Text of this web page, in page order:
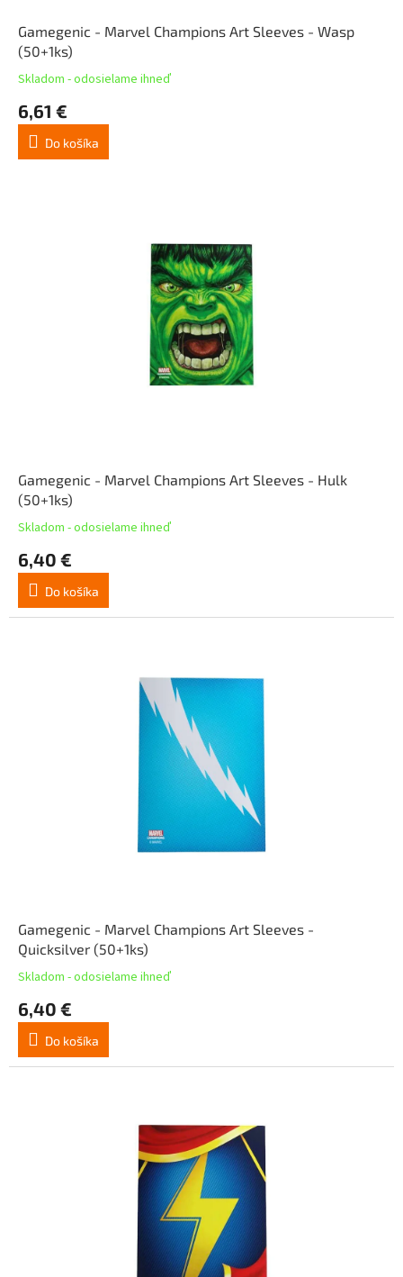
Gamegenic - Marvel Champions Art Sleeves - Wasp
(50+1ks)
Skladom - odosielame ihneď
6,61 €
Do košíka
Gamegenic - Marvel Champions Art Sleeves - Hulk
(50+1ks)
Skladom - odosielame ihneď
6,40 €
Do košíka
Gamegenic - Marvel Champions Art Sleeves -
Quicksilver (50+1ks)
Skladom - odosielame ihneď
6,40 €
Do košíka